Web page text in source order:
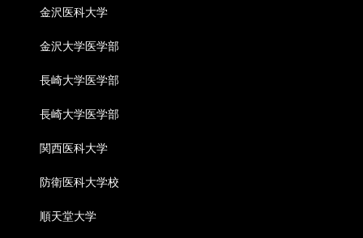
金沢医科大学
金沢大学医学部
長崎大学医学部
長崎大学医学部
関西医科大学
防衛医科大学校
順天堂大学